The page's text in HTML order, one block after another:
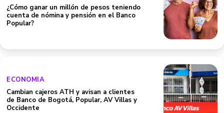
¿Cómo ganar un millón de pesos teniendo
cuenta de nómina y pensión en el Banco
Popular?
ECONOMIA
Cambian cajeros ATH y avisan a clientes
de Banco de Bogotá, Popular, AV Villas y
Occidente